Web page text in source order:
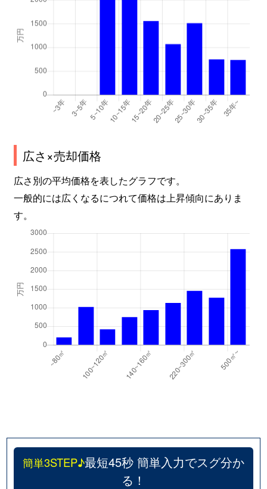
広さ×売却価格
広さ別の平均価格を表したグラフです。
一般的には広くなるにつれて価格は上昇傾向にありま
す。
簡単3STEP♪最短45秒 簡単入力でスグ分か
る！